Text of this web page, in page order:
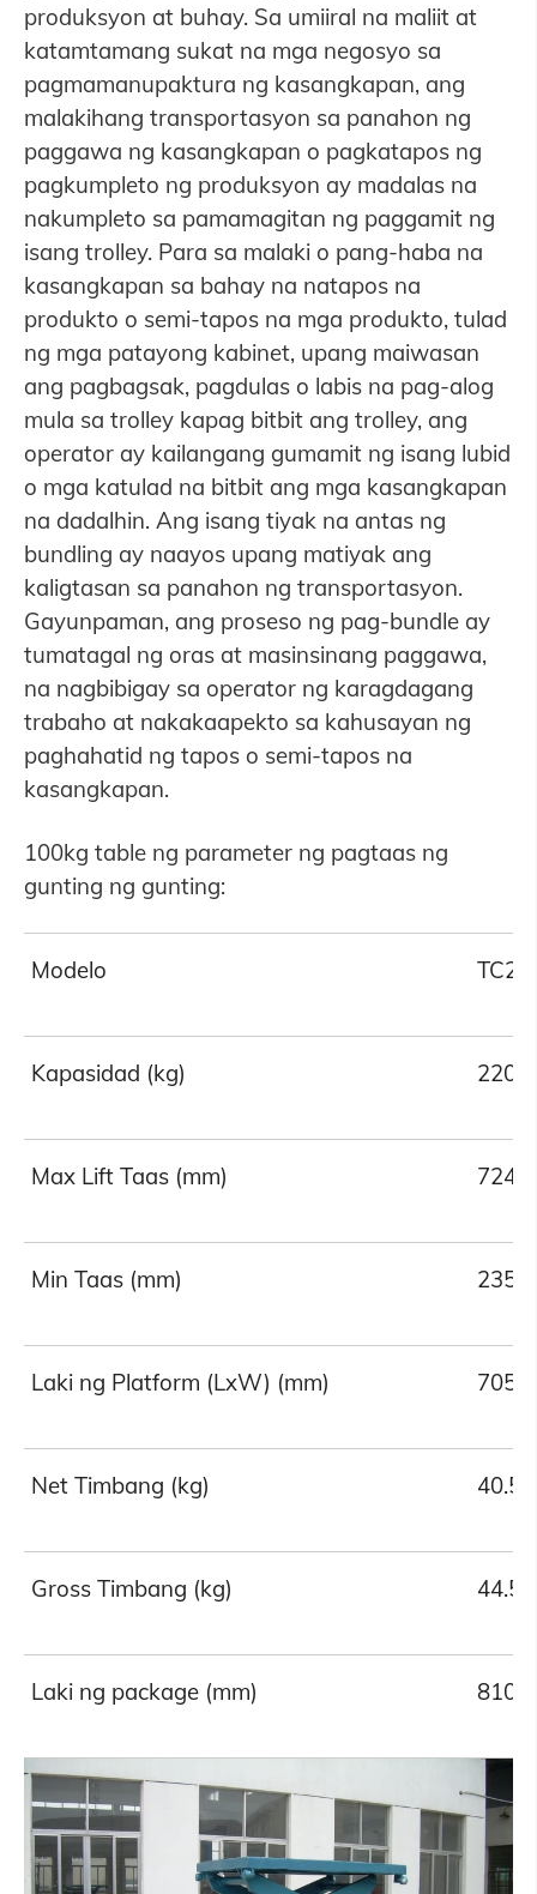
produksyon at buhay. Sa umiiral na maliit at
katamtamang sukat na mga negosyo sa
pagmamanupaktura ng kasangkapan, ang
malakihang transportasyon sa panahon ng
paggawa ng kasangkapan o pagkatapos ng
pagkumpleto ng produksyon ay madalas na
nakumpleto sa pamamagitan ng paggamit ng
isang trolley. Para sa malaki o pang-haba na
kasangkapan sa bahay na natapos na
produkto o semi-tapos na mga produkto, tulad
ng mga patayong kabinet, upang maiwasan
ang pagbagsak, pagdulas o labis na pag-alog
mula sa trolley kapag bitbit ang trolley, ang
operator ay kailangang gumamit ng isang lubid
o mga katulad na bitbit ang mga kasangkapan
na dadalhin. Ang isang tiyak na antas ng
bundling ay naayos upang matiyak ang
kaligtasan sa panahon ng transportasyon.
Gayunpaman, ang proseso ng pag-bundle ay
tumatagal ng oras at masinsinang paggawa,
na nagbibigay sa operator ng karagdagang
trabaho at nakakaapekto sa kahusayan ng
paghahatid ng tapos o semi-tapos na
kasangkapan.
100kg table ng parameter ng pagtaas ng
gunting ng gunting:
Modelo
Kapasidad (kg) 220
Max Lift Taas (mm) 724
Min Taas (mm) 235
Laki ng Platform (LxW) (mm)
Net Timbang (kg) 40.5
Gross Timbang (kg) 44.5
Laki ng package (mm)